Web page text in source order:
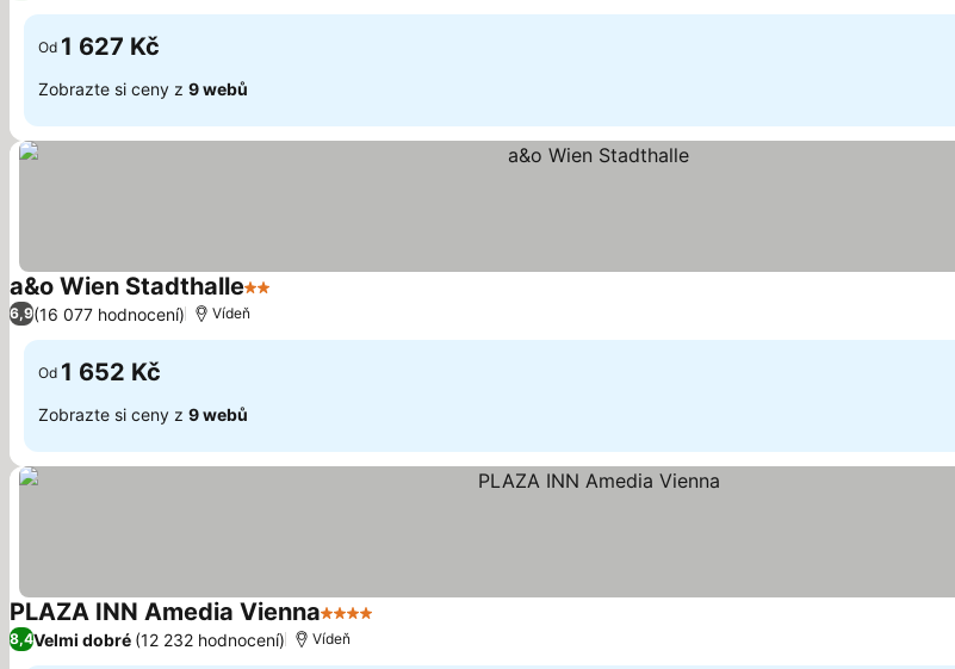
Od 1 627 Kč
Zobrazte si ceny z 9 webů
a&o Wien Stadthalle2 Počet hvězdiček
6,9(16 077 hodnocení) Vídeň
Od 1 652 Kč
Zobrazte si ceny z 9 webů
PLAZA INN Amedia Vienna4 Počet hvězdiček
8,4Velmi dobré (12 232 hodnocení) Vídeň